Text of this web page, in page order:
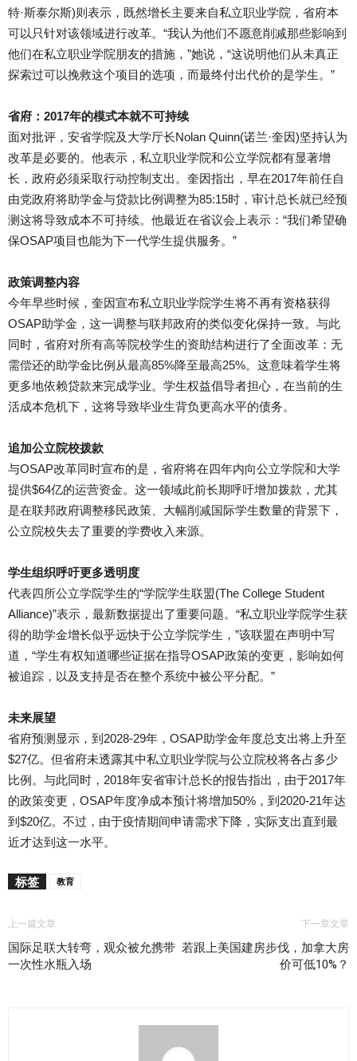
特·斯泰尔斯)则表示，既然增长主要来自私立职业学院，省府本
可以只针对该领域进行改革。“我认为他们不愿意削减那些影响到
他们在私立职业学院朋友的措施，”她说，“这说明他们从未真正
探索过可以挽救这个项目的选项，而最终付出代价的是学生。”
省府：2017年的模式本就不可持续
面对批评，安省学院及大学厅长Nolan Quinn(诺兰·奎因)坚持认为
改革是必要的。他表示，私立职业学院和公立学院都有显著增
长，政府必须采取行动控制支出。奎因指出，早在2017年前任自
由党政府将助学金与贷款比例调整为85:15时，审计总长就已经预
测这将导致成本不可持续。他最近在省议会上表示：“我们希望确
保OSAP项目也能为下一代学生提供服务。”
政策调整内容
今年早些时候，奎因宣布私立职业学院学生将不再有资格获得
OSAP助学金，这一调整与联邦政府的类似变化保持一致。与此
同时，省府对所有高等院校学生的资助结构进行了全面改革：无
需偿还的助学金比例从最高85%降至最高25%。这意味着学生将
更多地依赖贷款来完成学业。学生权益倡导者担心，在当前的生
活成本危机下，这将导致毕业生背负更高水平的债务。
追加公立院校拨款
与OSAP改革同时宣布的是，省府将在四年内向公立学院和大学
提供$64亿的运营资金。这一领域此前长期呼吁增加拨款，尤其
是在联邦政府调整移民政策、大幅削减国际学生数量的背景下，
公立院校失去了重要的学费收入来源。
学生组织呼吁更多透明度
代表四所公立学院学生的“学院学生联盟(The College Student
Alliance)”表示，最新数据提出了重要问题。“私立职业学院学生获
得的助学金增长似乎远快于公立学院学生，”该联盟在声明中写
道，“学生有权知道哪些证据在指导OSAP政策的变更，影响如何
被追踪，以及支持是否在整个系统中被公平分配。”
未来展望
省府预测显示，到2028-29年，OSAP助学金年度总支出将上升至
$27亿。但省府未透露其中私立职业学院与公立院校将各占多少
比例。与此同时，2018年安省审计总长的报告指出，由于2017年
的政策变更，OSAP年度净成本预计将增加50%，到2020-21年达
到$20亿。不过，由于疫情期间申请需求下降，实际支出直到最
近才达到这一水平。
标签 教育
上一篇文章
国际足联大转弯，观众被允携带
一次性水瓶入场
下一章文章
若跟上美国建房步伐，加拿大房
价可低10%？